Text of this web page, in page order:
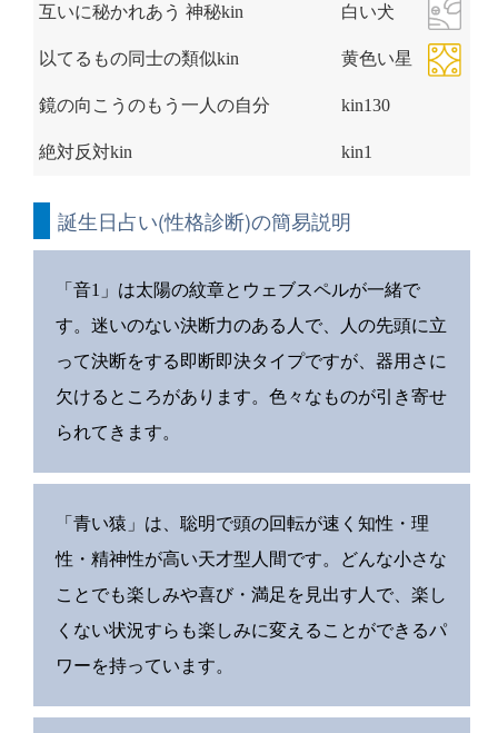
互いに秘かれあう 神秘kin 白い犬
以てるもの同士の類似kin 黄色い星
鏡の向こうのもう一人の自分 kin130
絶対反対kin kin1
誕生日占い(性格診断)の簡易説明
「音1」は太陽の紋章とウェブスペルが一緒で
す。迷いのない決断力のある人で、人の先頭に立
って決断をする即断即決タイプですが、器用さに
欠けるところがあります。色々なものが引き寄せ
られてきます。
「青い猿」は、聡明で頭の回転が速く知性・理
性・精神性が高い天才型人間です。どんな小さな
ことでも楽しみや喜び・満足を見出す人で、楽し
くない状況すらも楽しみに変えることができるパ
ワーを持っています。